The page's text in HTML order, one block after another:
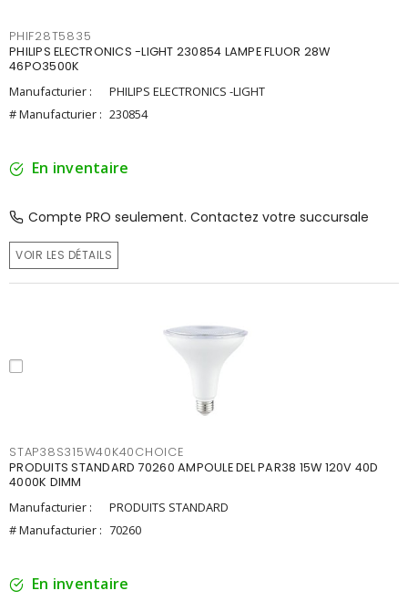
PHIF28T5835
PHILIPS ELECTRONICS -LIGHT 230854 LAMPE FLUOR 28W
46PO3500K
Manufacturier :
PHILIPS ELECTRONICS -LIGHT
# Manufacturier : 230854
En inventaire
Compte PRO seulement. Contactez votre succursale
VOIR LES DÉTAILS
STAP38S315W40K40CHOICE
PRODUITS STANDARD 70260 AMPOULE DEL PAR38 15W 120V 40D
4000K DIMM
Manufacturier :
PRODUITS STANDARD
# Manufacturier : 70260
En inventaire